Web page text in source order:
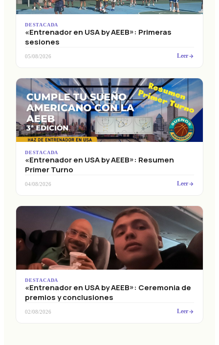
DESTACADA
«Entrenador en USA by AEEB»: Primeras
sesiones
05/08/2026 Leer
DESTACADA
«Entrenador en USA by AEEB»: Resumen
Primer Turno
04/08/2026 Leer
DESTACADA
«Entrenador en USA by AEEB»: Ceremonia de
premios y conclusiones
02/08/2026 Leer